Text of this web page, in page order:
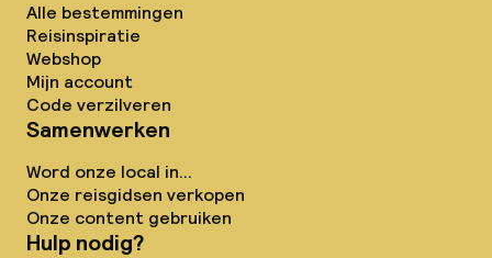
Alle bestemmingen
Reisinspiratie
Webshop
Mijn account
Code verzilveren
Samenwerken
Word onze local in...
Onze reisgidsen verkopen
Onze content gebruiken
Hulp nodig?